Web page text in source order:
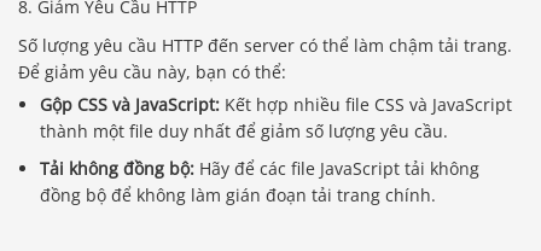
8. Giảm Yêu Cầu HTTP
Số lượng yêu cầu HTTP đến server có thể làm chậm tải trang.
Để giảm yêu cầu này, bạn có thể:
Gộp CSS và JavaScript: Kết hợp nhiều file CSS và JavaScript
thành một file duy nhất để giảm số lượng yêu cầu.
Tải không đồng bộ: Hãy để các file JavaScript tải không
đồng bộ để không làm gián đoạn tải trang chính.